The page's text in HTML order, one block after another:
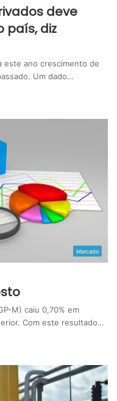
deve
país, diz
este ano crescimento de
Um dado…
Mercado
M) caiu 0,70% em
Com este resultado…